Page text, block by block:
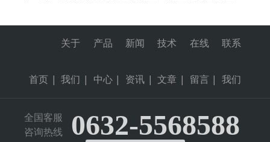
首页
关于
我们
产品
中心
新闻
资讯
技术
文章
在线
留言
联系
我们
全国客服
咨询热线
0632-5568588